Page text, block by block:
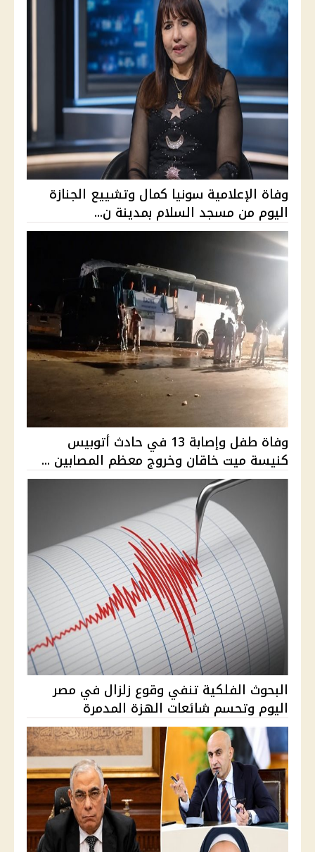
وفاة الإعلامية سونيا كمال وتشييع الجنازة
اليوم من مسجد السلام بمدينة ن...
وفاة طفل وإصابة 13 في حادث أتوبيس
كنيسة ميت خاقان وخروج معظم المصابين ...
البحوث الفلكية تنفي وقوع زلزال في مصر
اليوم وتحسم شائعات الهزة المدمرة